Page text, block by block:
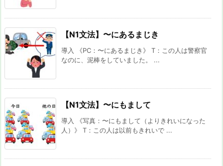
【N1文法】〜にあるまじき
導入 《PC：〜にあるまじき》 T：この人は警察官
なのに、泥棒をしていました。 ...
【N1文法】〜にもまして
導入 《写真：〜にもまして（よりきれいになった
人）》 T：この人は以前もきれいで ...